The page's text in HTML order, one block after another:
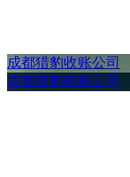
成都猎豹收账公司
成都猎豹收账公司